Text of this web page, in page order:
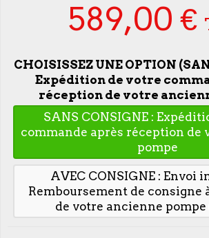
589,00 €
CHOISISSEZ UNE OPTION
Expédition de votre
réception de votre
SANS CONSIGNE :
commande après réception de
pompe
AVEC CONSIGNE : Envoi
Remboursement de consigne
de votre ancienne pompe